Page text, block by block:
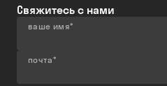
Свяжитесь с нами
ваше имя*
почта*